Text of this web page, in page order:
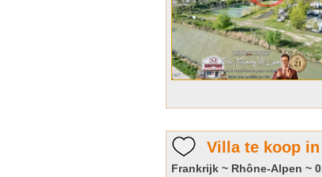
Villa te koop
Frankrijk ~ Rhône-Alpen ~